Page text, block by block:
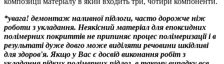
*увага! демонтаж наливної підлоги, часто дорожче ніж
роботи з укладання. Неякісний матеріал для епоксидних
полімерних покриттів не припиняє процес полімеризації і в
результаті дуже довго може виділяти речовини шкідливі
для здоров'я. Якщо у Вас є досвід виконання робіт з